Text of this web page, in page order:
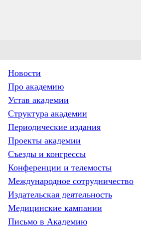
Новости
Про академию
Устав академии
Структура академии
Периодические издания
Проекты академии
Съезды и конгрессы
Конференции и телемосты
Международное сотрудничество
Издательская деятельность
Медицинские кампании
Письмо в Академию